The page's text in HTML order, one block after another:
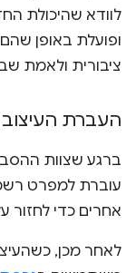
לוודא שהיכולת
ופועלת באופן
ציבורית ולאמת
העברת
ברגע שצוות
עוברת למפרט
אחרים כדי לחזור
לאחר מכן,